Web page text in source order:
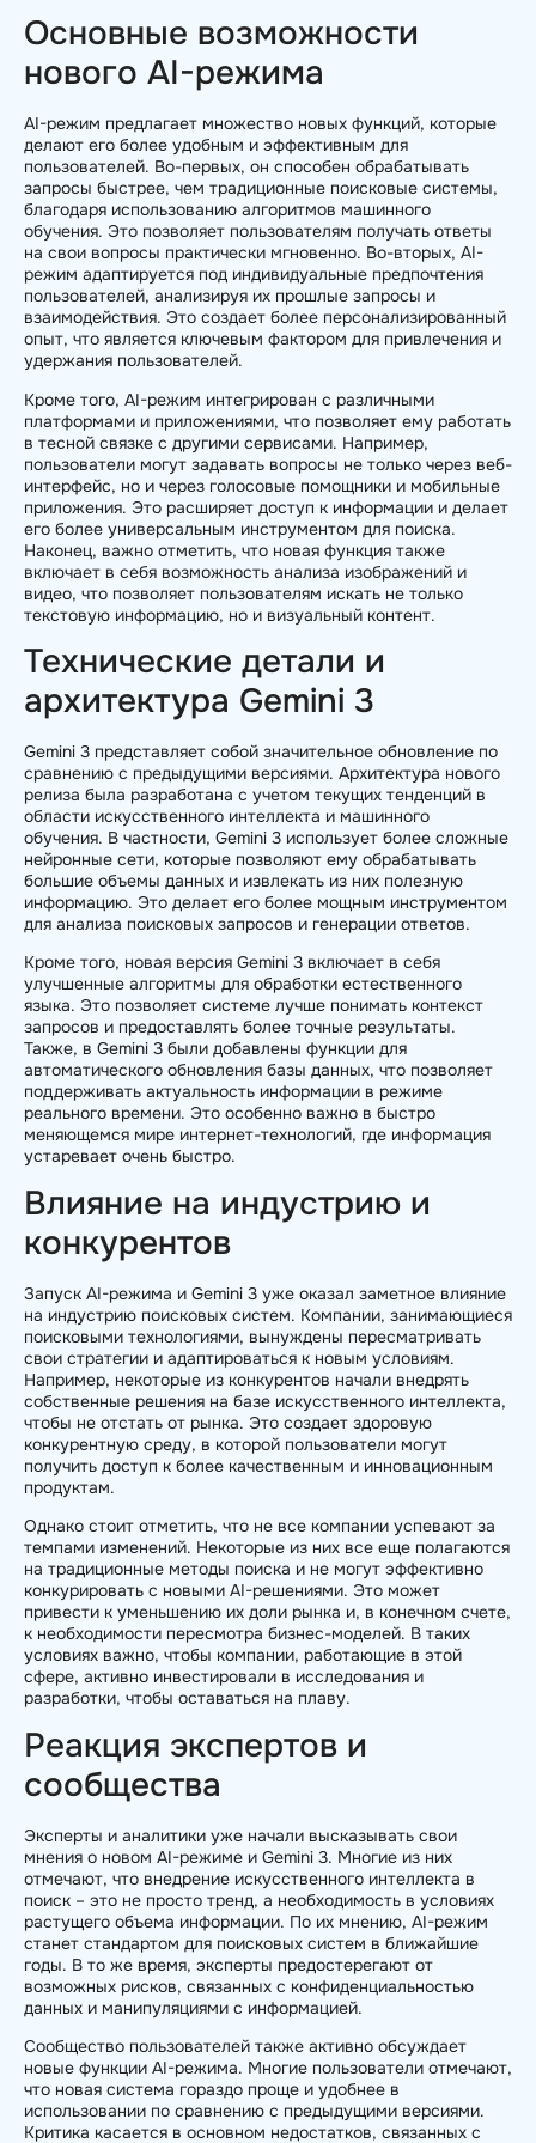
Основные возможности
нового AI-режима
AI-режим предлагает множество новых функций, которые
делают его более удобным и эффективным для
пользователей. Во-первых, он способен обрабатывать
запросы быстрее, чем традиционные поисковые системы,
благодаря использованию алгоритмов машинного
обучения. Это позволяет пользователям получать ответы
на свои вопросы практически мгновенно. Во-вторых, AI-
режим адаптируется под индивидуальные предпочтения
пользователей, анализируя их прошлые запросы и
взаимодействия. Это создает более персонализированный
опыт, что является ключевым фактором для привлечения и
удержания пользователей.
Кроме того, AI-режим интегрирован с различными
платформами и приложениями, что позволяет ему работать
в тесной связке с другими сервисами. Например,
пользователи могут задавать вопросы не только через веб-
интерфейс, но и через голосовые помощники и мобильные
приложения. Это расширяет доступ к информации и делает
его более универсальным инструментом для поиска.
Наконец, важно отметить, что новая функция также
включает в себя возможность анализа изображений и
видео, что позволяет пользователям искать не только
текстовую информацию, но и визуальный контент.
Технические детали и
архитектура Gemini 3
Gemini 3 представляет собой значительное обновление по
сравнению с предыдущими версиями. Архитектура нового
релиза была разработана с учетом текущих тенденций в
области искусственного интеллекта и машинного
обучения. В частности, Gemini 3 использует более сложные
нейронные сети, которые позволяют ему обрабатывать
большие объемы данных и извлекать из них полезную
информацию. Это делает его более мощным инструментом
для анализа поисковых запросов и генерации ответов.
Кроме того, новая версия Gemini 3 включает в себя
улучшенные алгоритмы для обработки естественного
языка. Это позволяет системе лучше понимать контекст
запросов и предоставлять более точные результаты.
Также, в Gemini 3 были добавлены функции для
автоматического обновления базы данных, что позволяет
поддерживать актуальность информации в режиме
реального времени. Это особенно важно в быстро
меняющемся мире интернет-технологий, где информация
устаревает очень быстро.
Влияние на индустрию и
конкурентов
Запуск AI-режима и Gemini 3 уже оказал заметное влияние
на индустрию поисковых систем. Компании, занимающиеся
поисковыми технологиями, вынуждены пересматривать
свои стратегии и адаптироваться к новым условиям.
Например, некоторые из конкурентов начали внедрять
собственные решения на базе искусственного интеллекта,
чтобы не отстать от рынка. Это создает здоровую
конкурентную среду, в которой пользователи могут
получить доступ к более качественным и инновационным
продуктам.
Однако стоит отметить, что не все компании успевают за
темпами изменений. Некоторые из них все еще полагаются
на традиционные методы поиска и не могут эффективно
конкурировать с новыми AI-решениями. Это может
привести к уменьшению их доли рынка и, в конечном счете,
к необходимости пересмотра бизнес-моделей. В таких
условиях важно, чтобы компании, работающие в этой
сфере, активно инвестировали в исследования и
разработки, чтобы оставаться на плаву.
Реакция экспертов и
сообщества
Эксперты и аналитики уже начали высказывать свои
мнения о новом AI-режиме и Gemini 3. Многие из них
отмечают, что внедрение искусственного интеллекта в
поиск – это не просто тренд, а необходимость в условиях
растущего объема информации. По их мнению, AI-режим
станет стандартом для поисковых систем в ближайшие
годы. В то же время, эксперты предостерегают от
возможных рисков, связанных с конфиденциальностью
данных и манипуляциями с информацией.
Сообщество пользователей также активно обсуждает
новые функции AI-режима. Многие пользователи отмечают,
что новая система гораздо проще и удобнее в
использовании по сравнению с предыдущими версиями.
Критика касается в основном недостатков, связанных с